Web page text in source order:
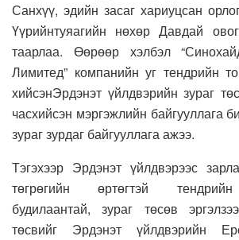
Санхүү, эдийн засаг хариуцсан
Үүрийнтуяагийн нөхөр Давдай
таарлаа. Өөрөөр хэлбэл
Лимитед” компанийн уг тендрийн
хийсэнЭрдэнэт үйлдвэрийн зураг
часхийсэн мэргэжлийн байгууллага
зураг зурдаг байгууллага ажээ.
Тэгэхээр Эрдэнэт үйлдвэрээс
төгрөгийн өртөгтэй
будилаантай, зураг төсөв
төсвийг Эрдэнэт үйлдвэрийн